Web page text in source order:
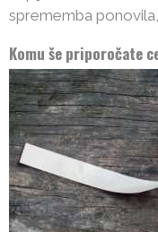
sprememba
Komu še priporočate